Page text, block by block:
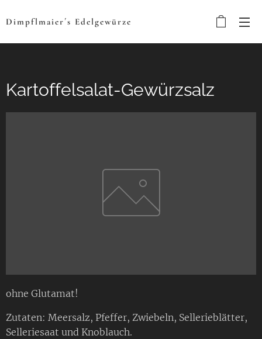
Dimpflmaier´s Edelgewürze
Kartoffelsalat-Gewürzsalz
ohne Glutamat!
Zutaten: Meersalz, Pfeffer, Zwiebeln, Sellerieblätter,
Selleriesaat und Knoblauch.